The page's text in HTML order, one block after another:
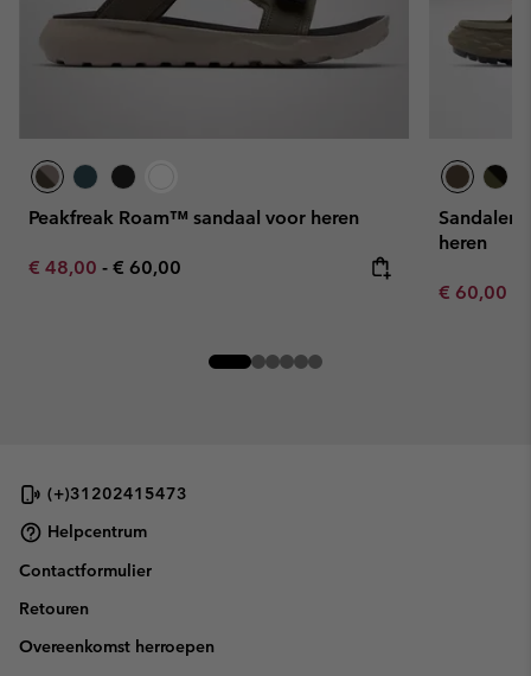
Peakfreak Roam™ sandaal voor heren
Minimum sale price:
€ 48,00 - Maximum price:
€ 60,00
Sandalen
heren
Minimum
€ 60,00
(+)31202415473
Helpcentrum
Contactformulier
Retouren
Overeenkomst herroepen